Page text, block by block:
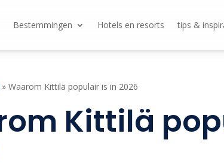
Bestemmingen Hotels en resorts tips &
» Waarom Kittilä populair is in 2026
Kittilä